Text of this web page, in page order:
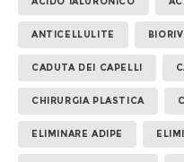
ANTICELLULITE
CADUTA DEI CAPELLI
CHIRURGIA PLASTICA
ELIMINARE ADIPE